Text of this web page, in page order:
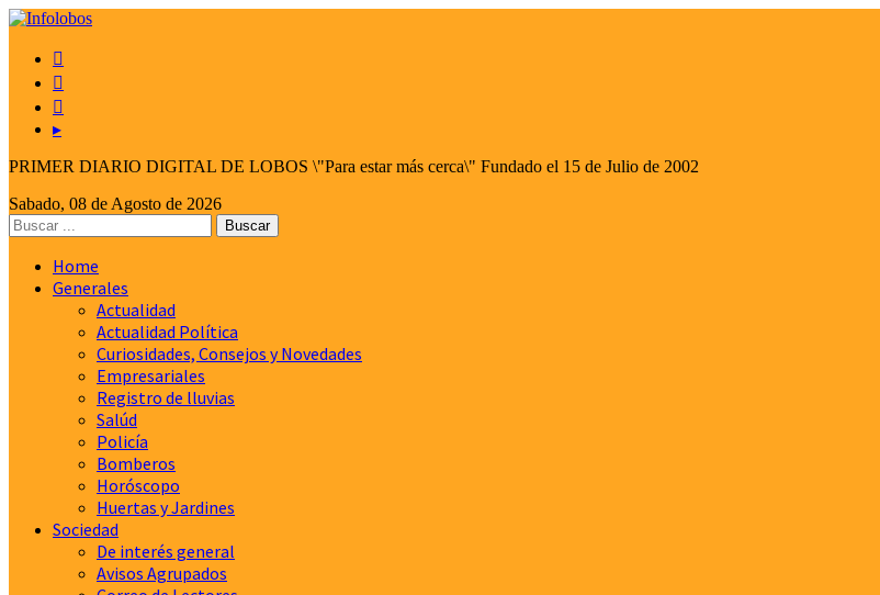



▸
PRIMER DIARIO DIGITAL DE LOBOS \"Para estar más cerca\" Fundado el 15 de Julio de 2002
Sabado, 08 de Agosto de 2026
Home
Generales
Actualidad
Actualidad Política
Curiosidades, Consejos y Novedades
Empresariales
Registro de lluvias
Salúd
Policía
Bomberos
Horóscopo
Huertas y Jardines
Sociedad
De interés general
Avisos Agrupados